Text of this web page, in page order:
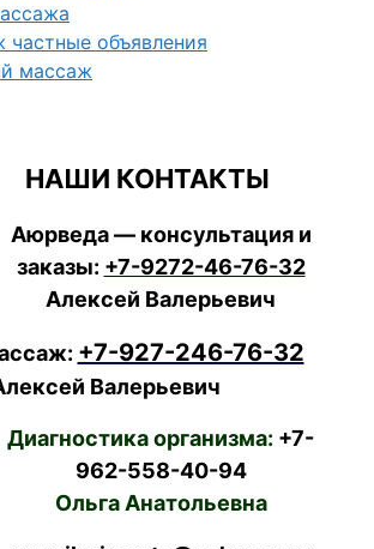
частные объявления
массаж
НАШИ КОНТАКТЫ
Аюрведа — консультация и
заказы: +7-9272-46-76-32
Алексей Валерьевич
+7-927-246-76-32
Валерьевич
Диагностика организма: +7-
962-558-40-94
Ольга Анатольевна